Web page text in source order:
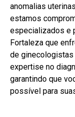
anomalias
estamos
especializados e
Fortaleza que
de
expertise no
garantindo que
possível para